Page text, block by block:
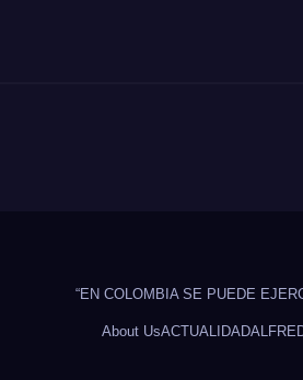
“EN COLOMBIA SE PUEDE
About UsACTUALIDAD